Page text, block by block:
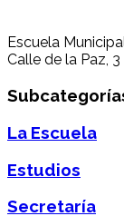
Escuela
Calle de la Paz, 3
La Escuela
Estudios
Secretaría